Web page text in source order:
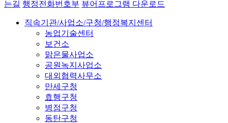
는길 행정전화번호부 뷰어프로그램 다운로드
직속기관/사업소/구청/행정복지센터
농업기술센터
보건소
맑은물사업소
공원녹지사업소
대외협력사무소
만세구청
효행구청
병점구청
동탄구청